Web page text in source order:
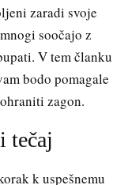
zaradi svoje
soočajo z
V tem članku
bodo pomagale
zagon.
tečaj
k uspešnemu